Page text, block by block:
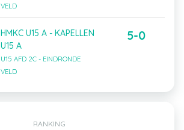
VELD
HMKC U15 A - KAPELLEN
U15 A
U15 AFD 2C - EINDRONDE
VELD
5-0
RANKING